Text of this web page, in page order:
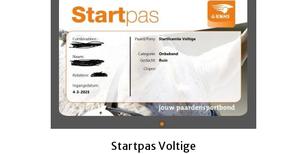
Startpas Voltige